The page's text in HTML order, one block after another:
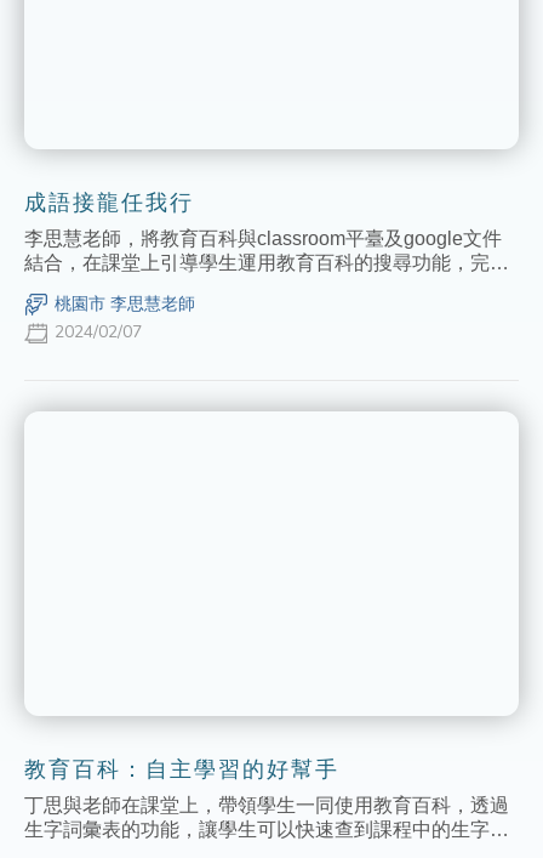
成語接龍任我行
李思慧老師，將教育百科與classroom平臺及google文件
結合，在課堂上引導學生運用教育百科的搜尋功能，完成
尋方式及成語的內容都有更深刻的印象。
桃園市 李思慧老師
2024/02/07
教育百科：自主學習的好幫手
丁思與老師在課堂上，帶領學生一同使用教育百科，透過
生字詞彙表的功能，讓學生可以快速查到課程中的生字及